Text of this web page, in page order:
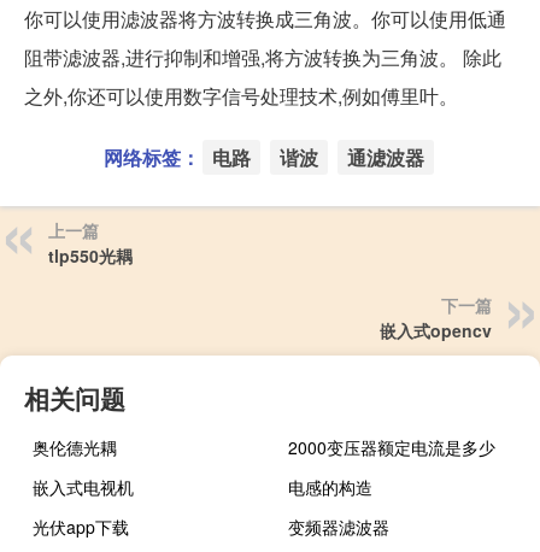
你可以使用滤波器将方波转换成三角波。你可以使用低通
阻带滤波器,进行抑制和增强,将方波转换为三角波。 除此
之外,你还可以使用数字信号处理技术,例如傅里叶。
网络标签： 电路 谐波 通滤波器
上一篇
tlp550光耦
下一篇
嵌入式opencv
相关问题
奥伦德光耦
2000变压器额定电流是多少
嵌入式电视机
电感的构造
光伏app下载
变频器滤波器